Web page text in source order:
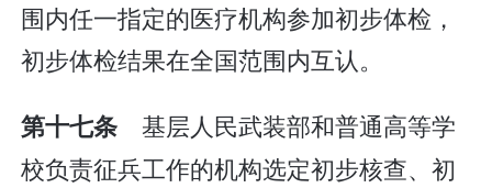
围内任一指定的医疗机构参加初步体检，
初步体检结果在全国范围内互认。
第十七条 基层人民武装部和普通高等学
校负责征兵工作的机构选定初步核查、初